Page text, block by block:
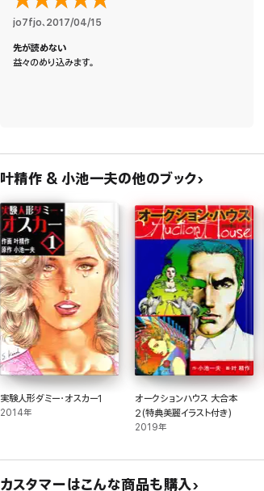
jo7fjo、 2017/04/15
先が読めない
益々のめり込みます。
叶精作 & 小池一夫の他のブック
実験人形ダミー・オスカー1
2014年
オークションハウス 大合本
2(特典美麗イラスト付き)
2019年
カスタマーはこんな商品も購入